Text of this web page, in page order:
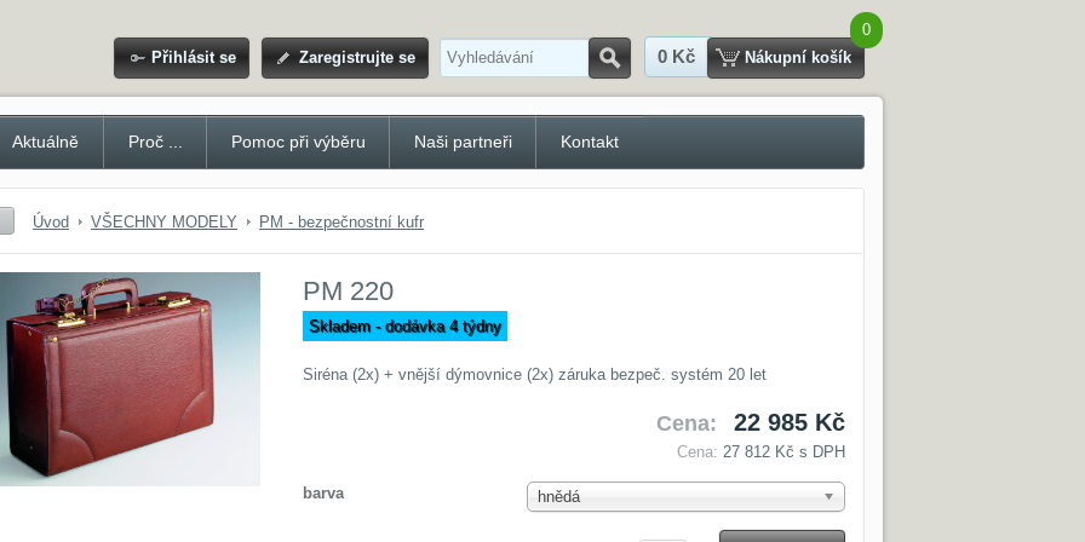
Přihlásit se Zaregistrujte se Hledat
0 Kč
0
Nákupní košík
a zavazadla PLCHOT s.r.o.
jistota.
Aktuálně Proč ... Pomoc při výběru Naši partneři Kontakt
Úvod VŠECHNY MODELY PM - bezpečnostní kufr
PM 220
Skladem - dodávka 4 týdny
Siréna (2x) + vnější dýmovnice (2x) záruka bezpeč. systém 20 let
Cena: 22 985 Kč
Cena: 27 812 Kč s DPH
barva hnědá